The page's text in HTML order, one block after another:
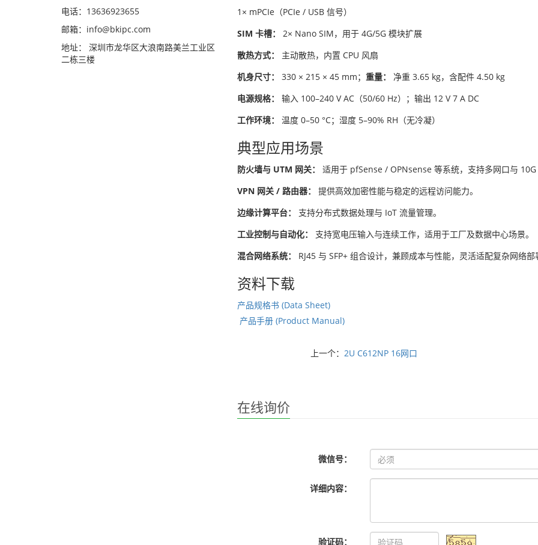
1× mPCIe（PCIe / USB 信号）
SIM 卡槽：
2× Nano SIM，用于 4G/5G 模块扩展
散热方式：
主动散热，内置 CPU 风扇
机身尺寸：
330 × 215 × 45 mm； 重量：
净重 3.65 kg，含配件 4.50 kg
电源规格：
输入 100–240 V AC（50/60 Hz）；输出 12 V 7 A DC
工作环境：
温度 0–50 °C；湿度 5–90% RH（无冷凝）
典型应用场景
防火墙与 UTM 网关：
适用于 pfSense / OPNsense 等系统，支持多网口与 10G
VPN 网关 / 路由器：
提供高效加密性能与稳定的远程访问能力。
边缘计算平台：
支持分布式数据处理与 IoT 流量管理。
工业控制与自动化：
支持宽电压输入与连续工作，适用于工厂及数据中心场景。
混合网络系统：
RJ45 与 SFP+ 组合设计，兼顾成本与性能，灵活适配复杂网络部
资料下载
产品规格书 (Data Sheet)
产品手册 (Product Manual)
上一个：2U C612NP 16网口
在线询价
微信号：
详细内容：
验证码：
电话：13636923655
邮箱：info@bkipc.com
地址： 深圳市龙华区大浪南路美兰工业区
二栋三楼